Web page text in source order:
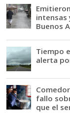
intensas
Buenos
Tiempo
alerta
fallo
que el